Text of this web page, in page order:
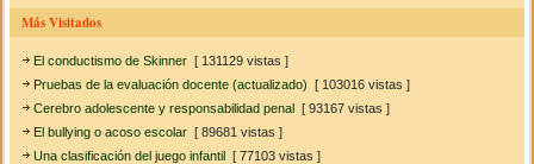
Más Visitados
El conductismo de Skinner [ 131129 vistas ]
Pruebas de la evaluación docente (actualizado) [ 103016 vistas ]
Cerebro adolescente y responsabilidad penal [ 93167 vistas ]
El bullying o acoso escolar [ 89681 vistas ]
Una clasificación del juego infantil [ 77103 vistas ]